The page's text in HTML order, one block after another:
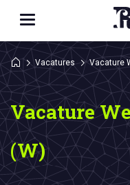
Vacatures Vacature
Vacature
(W)